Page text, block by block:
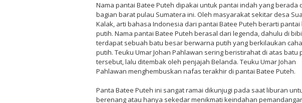
Nama pantai Batee Puteh dipakai untuk pantai indah yang berada
bagian barat pulau Sumatera ini. Oleh masyarakat sekitar desa
Kalak, arti bahasa Indonesia dari pantai Batee Puteh berarti pantai
putih. Nama pantai Batee Puteh berasal dari legenda, dahulu di
terdapat sebuah batu besar berwarna putih yang berkilaukan
putih. Teuku Umar Johan Pahlawan sering beristirahat di atas batu
tersebut, lalu ditembak oleh penjajah Belanda. Teuku Umar Johan
Pahlawan menghembuskan nafas terakhir di pantai Batee Puteh.
Panta Batee Puteh ini sangat ramai dikunjugi pada saat liburan
berenang atau hanya sekedar menikmati keindahan